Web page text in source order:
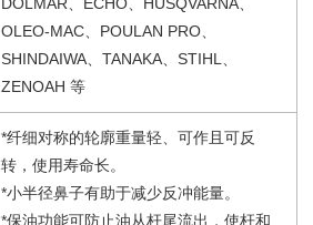
OLEO-MAC、POULAN PRO、
SHINDAIWA、TANAKA、STIHL、
ZENOAH 等
*纤细对称的轮廓重量轻、可作且可反
转，使用寿命长。
*小半径鼻子有助于减少反冲能量。
*保油功能可防止油从杆尾流出，使杆和